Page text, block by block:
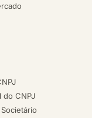
do CNPJ